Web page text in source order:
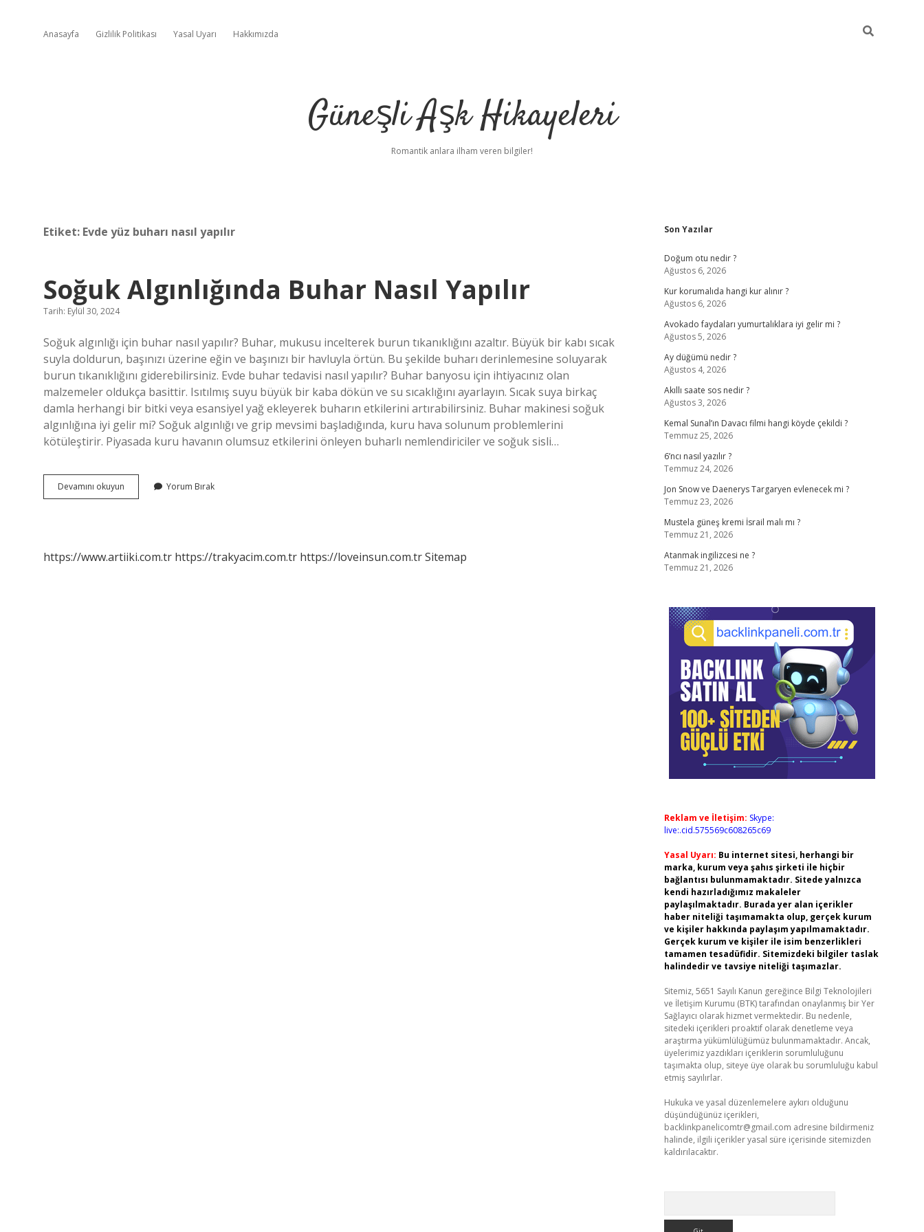
Anasayfa Gizlilik Politikası Yasal Uyarı Hakkımızda
Güneşli Aşk Hikayeleri
Romantik anlara ilham veren bilgiler!
Etiket: Evde yüz buharı nasıl yapılır
Soğuk Algınlığında Buhar Nasıl Yapılır
Tarih: Eylül 30, 2024
Soğuk algınlığı için buhar nasıl yapılır? Buhar, mukusu incelterek burun tıkanıklığını azaltır. Büyük bir kabı sıcak
suyla doldurun, başınızı üzerine eğin ve başınızı bir havluyla örtün. Bu şekilde buharı derinlemesine soluyarak
burun tıkanıklığını giderebilirsiniz. Evde buhar tedavisi nasıl yapılır? Buhar banyosu için ihtiyacınız olan
malzemeler oldukça basittir. Isıtılmış suyu büyük bir kaba dökün ve su sıcaklığını ayarlayın. Sıcak suya birkaç
damla herhangi bir bitki veya esansiyel yağ ekleyerek buharın etkilerini artırabilirsiniz. Buhar makinesi soğuk
algınlığına iyi gelir mi? Soğuk algınlığı ve grip mevsimi başladığında, kuru hava solunum problemlerini
kötüleştirir. Piyasada kuru havanın olumsuz etkilerini önleyen buharlı nemlendiriciler ve soğuk sisli…
Devamını okuyun
Algınlığında
Yorum Bırak
https://www.artiiki.com.tr https://trakyacim.com.tr https://loveinsun.com.trSitemap
Sidebar
Son Yazılar
Doğum otu nedir ?
Ağustos 6, 2026
Kur korumalıda hangi kur alınır ?
Ağustos 6, 2026
Avokado faydaları yumurtalıklara iyi gelir mi ?
Ağustos 5, 2026
Ay düğümü nedir ?
Ağustos 4, 2026
Akıllı saate sos nedir ?
Ağustos 3, 2026
Kemal Sunal’ın Davacı filmi hangi köyde çekildi ?
Temmuz 25, 2026
6’ncı nasıl yazılır ?
Temmuz 24, 2026
Jon Snow ve Daenerys Targaryen evlenecek mi ?
Temmuz 23, 2026
Mustela güneş kremi İsrail malı mı ?
Temmuz 21, 2026
Atanmak ingilizcesi ne ?
Temmuz 21, 2026
Reklam ve İletişim: Skype:
live:.cid.575569c608265c69
Yasal Uyarı: Bu internet sitesi, herhangi bir
marka, kurum veya şahıs şirketi ile hiçbir
bağlantısı bulunmamaktadır. Sitede yalnızca
kendi hazırladığımız makaleler
paylaşılmaktadır. Burada yer alan içerikler
haber niteliği taşımamakta olup, gerçek kurum
ve kişiler hakkında paylaşım yapılmamaktadır.
Gerçek kurum ve kişiler ile isim benzerlikleri
tamamen tesadüfidir. Sitemizdeki bilgiler taslak
halindedir ve tavsiye niteliği taşımazlar.
Sitemiz, 5651 Sayılı Kanun gereğince Bilgi Teknolojileri
ve İletişim Kurumu (BTK) tarafından onaylanmış bir Yer
Sağlayıcı olarak hizmet vermektedir. Bu nedenle,
sitedeki içerikleri proaktif olarak denetleme veya
araştırma yükümlülüğümüz bulunmamaktadır. Ancak,
üyelerimiz yazdıkları içeriklerin sorumluluğunu
taşımakta olup, siteye üye olarak bu sorumluluğu kabul
etmiş sayılırlar.
Hukuka ve yasal düzenlemelere aykırı olduğunu
düşündüğünüz içerikleri,
backlinkpanelicomtr@gmail.com adresine bildirmeniz
halinde, ilgili içerikler yasal süre içerisinde sitemizden
kaldırılacaktır.
betci